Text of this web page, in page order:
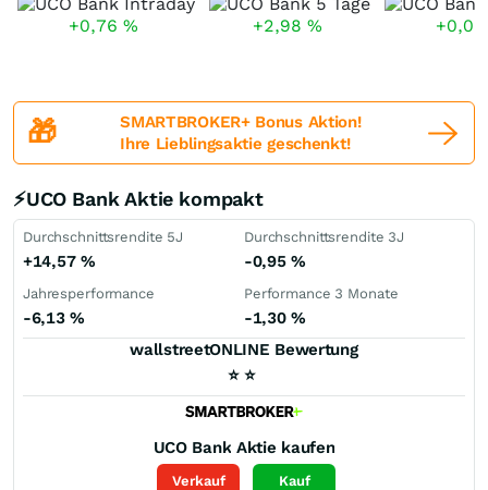
+0,76 % +2,98 %
🎁
SMARTBROKER+ Bonus Aktion!
Ihre Lieblingsaktie geschenkt!
⚡UCO Bank Aktie kompakt
Durchschnittsrendite 5J
+14,57 %
Durchschnittsrendite 3J
-0,95%
Jahresperformance
-6,13%
Performance 3 Monate
-1,30%
wallstreetONLINE Bewertung
⭐ ⭐
UCO Bank Aktie kaufen
Verkauf Kauf